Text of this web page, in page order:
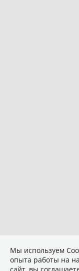
Мы используем
опыта работы на